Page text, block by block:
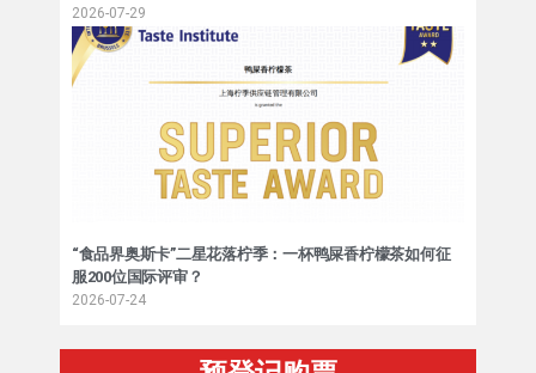
2026-07-29
“食品界奥斯卡”二星花落柠季：一杯鸭屎香柠檬茶如何征
服200位国际评审？
2026-07-24